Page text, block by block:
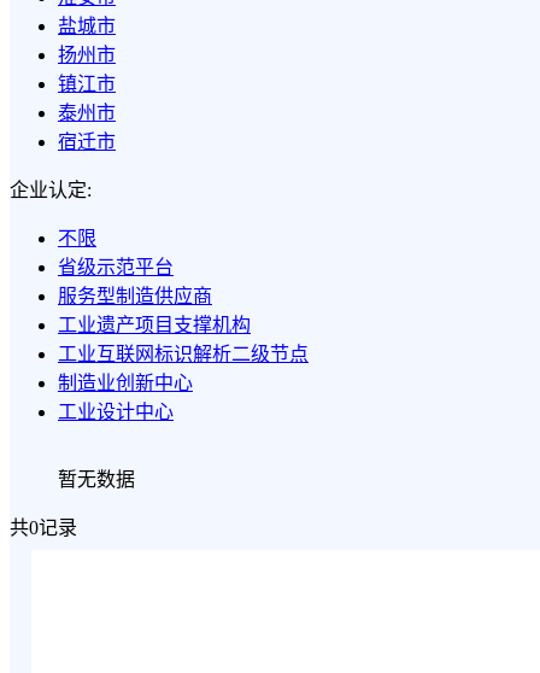
盐城市
扬州市
镇江市
泰州市
宿迁市
企业认定:
不限
省级示范平台
服务型制造供应商
工业遗产项目支撑机构
工业互联网标识解析二级节点
制造业创新中心
工业设计中心
暂无数据
共0记录